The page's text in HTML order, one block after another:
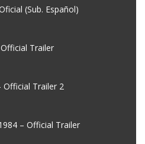
(Sub. Español)
Trailer
Official Trailer 2
– Official Trailer